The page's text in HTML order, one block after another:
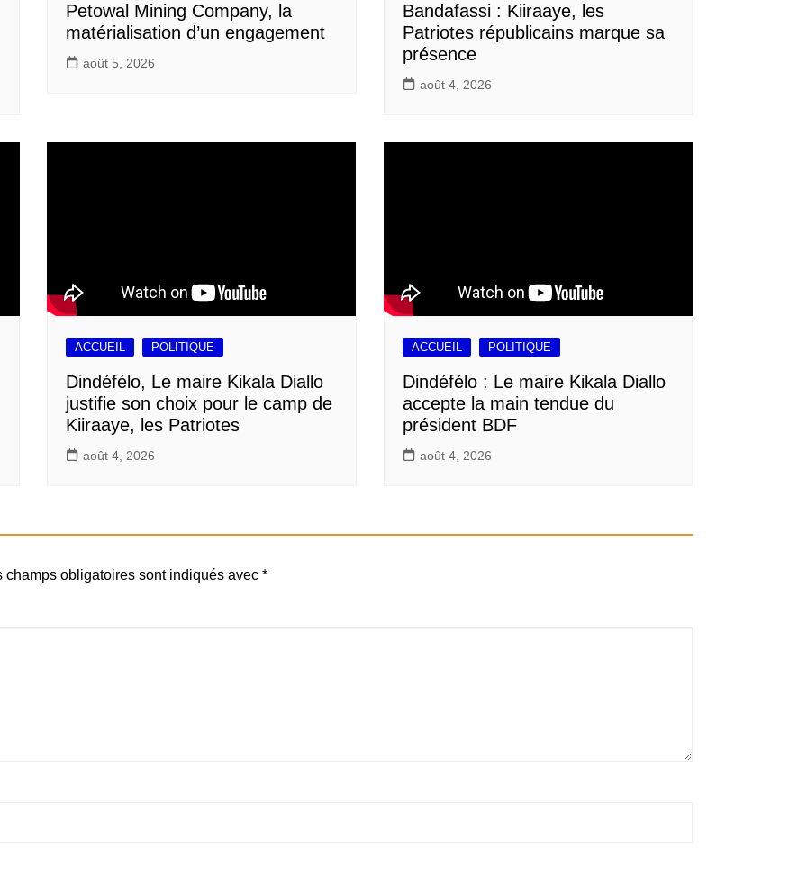
Petowal Mining Company, la
matérialisation d’un engagement
août 5, 2026
Bandafassi : Kiiraaye, les
Patriotes républicains marque sa
présence
août 4, 2026
ACCUEIL POLITIQUE
Dindéfélo, Le maire Kikala Diallo
justifie son choix pour le camp de
Kiiraaye, les Patriotes
août 4, 2026
ACCUEIL POLITIQUE
Dindéfélo : Le maire Kikala Diallo
accepte la main tendue du
président BDF
août 4, 2026
champs obligatoires sont indiqués avec *